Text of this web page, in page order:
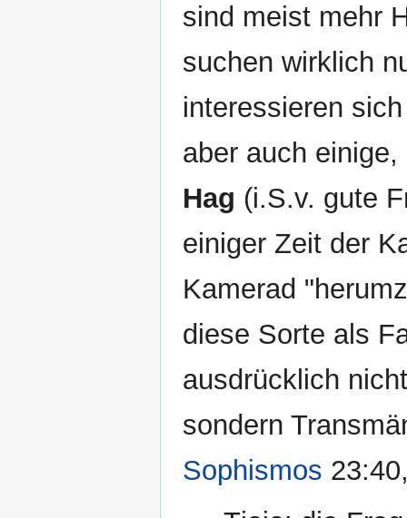
sind meist mehr
suchen wirklich
interessieren
aber auch
Hag (i.S.v. gute
einiger Zeit der
Kamerad
diese Sorte als
ausdrücklich
sondern
Sophismos